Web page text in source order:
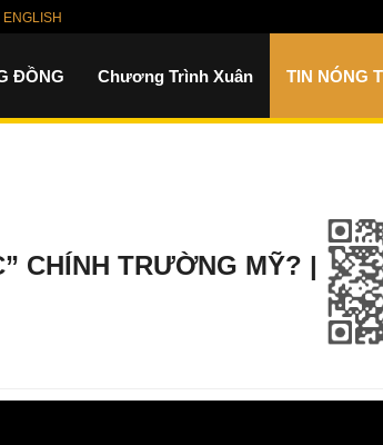
ENGLISH
ĐỒNG Chương Trình Xuân TIN NÓNG
CHÍNH TRƯỜNG MỸ? |